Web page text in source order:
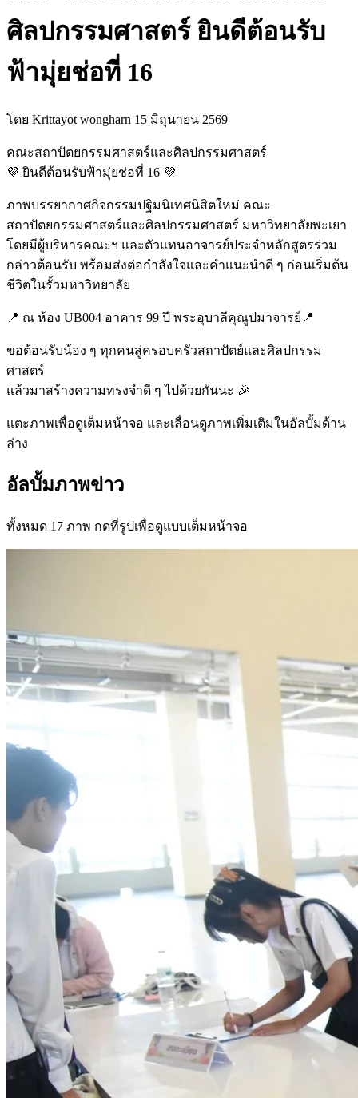
ศิลปกรรมศาสตร์ ยินดีต้อนรับ
ฟ้ามุ่ยช่อที่ 16
โดย Krittayot wongharn 15 มิถุนายน 2569
คณะสถาปัตยกรรมศาสตร์และศิลปกรรมศาสตร์
💜 ยินดีต้อนรับฟ้ามุ่ยช่อที่ 16 💜
ภาพบรรยากาศกิจกรรมปฐิมนิเทศนิสิตใหม่ คณะ
สถาปัตยกรรมศาสตร์และศิลปกรรมศาสตร์ มหาวิทยาลัยพะเยา
โดยมีผู้บริหารคณะฯ และตัวแทนอาจารย์ประจำหลักสูตรร่วม
กล่าวต้อนรับ พร้อมส่งต่อกำลังใจและคำแนะนำดี ๆ ก่อนเริ่มต้น
ชีวิตในรั้วมหาวิทยาลัย
📍 ณ ห้อง UB004 อาคาร 99 ปี พระอุบาลีคุณูปมาจารย์📍
ขอต้อนรับน้อง ๆ ทุกคนสู่ครอบครัวสถาปัตย์และศิลปกรรม
ศาสตร์
แล้วมาสร้างความทรงจำดี ๆ ไปด้วยกันนะ 🎉
แตะภาพเพื่อดูเต็มหน้าจอ และเลื่อนดูภาพเพิ่มเติมในอัลบั้มด้าน
ล่าง
อัลบั้มภาพข่าว
ทั้งหมด 17 ภาพ กดที่รูปเพื่อดูแบบเต็มหน้าจอ